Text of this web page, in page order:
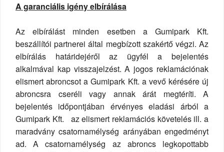
A garanciális igény elbírálása
Az elbírálást minden esetben a Gumipark Kft.
beszállítói partnerei által megbízott szakértő végzi. Az
elbírálás határidejéről az ügyfél a bejelentés
alkalmával kap visszajelzést. A jogos reklamációnak
elismert abroncsot a Gumipark Kft. a vevő kérésére új
abroncsra cseréli vagy annak árát megtéríti. A
bejelentés időpontjában érvényes eladási árból a
Gumipark Kft. az elismert reklamációs követelés ill. a
maradvány csatornamélység arányában engedményt
ad. A csatornamélység az abroncs legkopottabb